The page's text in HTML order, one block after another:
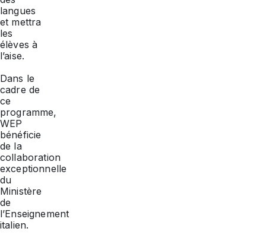
langues
et mettra
les
élèves à
l’aise.
Dans le
cadre de
ce
programme,
WEP
bénéficie
de la
collaboration
exceptionnelle
du
Ministère
de
l’Enseignement
italien.